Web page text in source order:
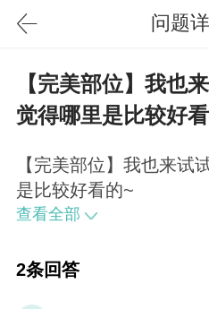
问题
【完美部位】我也
觉得哪里是比较好
【完美部位】我也来试
是比较好看的~
查看全部
2条回答